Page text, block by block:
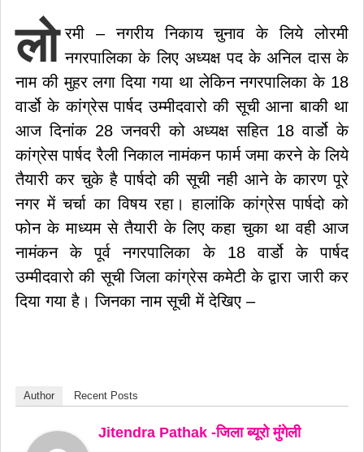
लो रमी – नगरीय निकाय चुनाव के लिये लोरमी
नगरपालिका के लिए अध्यक्ष पद के अनिल दास के
नाम की मुहर लगा दिया गया था लेकिन नगरपालिका के 18
वार्डो के कांग्रेस पार्षद उम्मीदवारो की सूची आना बाकी था
आज दिनांक 28 जनवरी को अध्यक्ष सहित 18 वार्डो के
कांग्रेस पार्षद रैली निकाल नामंकन फार्म जमा करने के लिये
तैयारी कर चुके है पार्षदो की सूची नही आने के कारण पूरे
नगर में चर्चा का विषय रहा। हालांकि कांग्रेस पार्षदो को
फोन के माध्यम से तैयारी के लिए कहा चुका था वही आज
नामंकन के पूर्व नगरपालिका के 18 वार्डो के पार्षद
उम्मीदवारो की सूची जिला कांग्रेस कमेटी के द्वारा जारी कर
दिया गया है। जिनका नाम सूची में देखिए –
Author Recent Posts
Jitendra Pathak -जिला ब्यूरो मुंगेली